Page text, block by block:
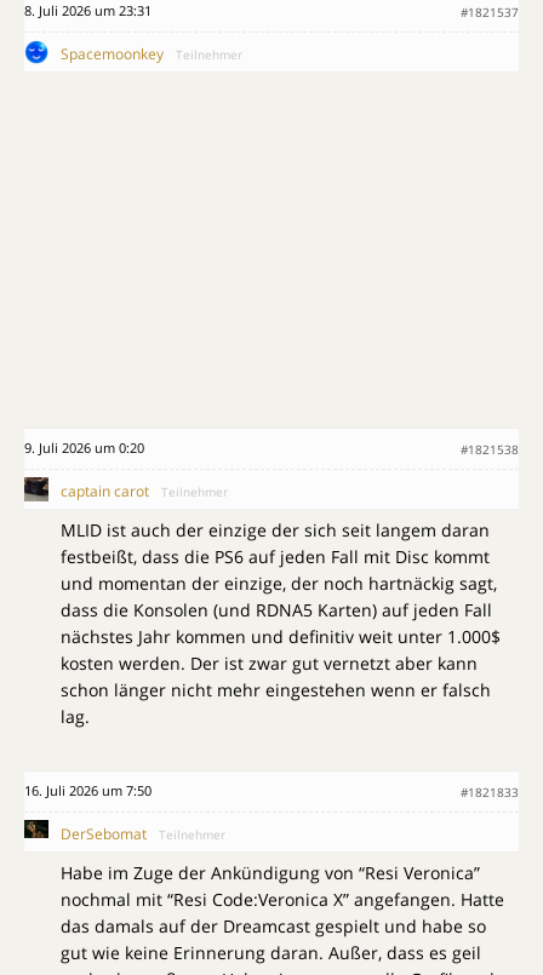
8. Juli 2026 um 23:31 #1821537
Spacemoonkey Teilnehmer
9. Juli 2026 um 0:20 #1821538
captain carot Teilnehmer
MLID ist auch der einzige der sich seit langem daran
festbeißt, dass die PS6 auf jeden Fall mit Disc kommt
und momentan der einzige, der noch hartnäckig sagt,
dass die Konsolen (und RDNA5 Karten) auf jeden Fall
nächstes Jahr kommen und definitiv weit unter 1.000$
kosten werden. Der ist zwar gut vernetzt aber kann
schon länger nicht mehr eingestehen wenn er falsch
lag.
16. Juli 2026 um 7:50 #1821833
DerSebomat Teilnehmer
Habe im Zuge der Ankündigung von “Resi Veronica”
nochmal mit “Resi Code:Veronica X” angefangen. Hatte
das damals auf der Dreamcast gespielt und habe so
gut wie keine Erinnerung daran. Außer, dass es geil